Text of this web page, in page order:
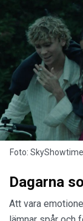
Foto: SkyShowtime.
Dagarna
Att vara